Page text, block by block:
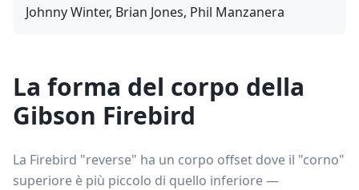
Johnny Winter, Brian Jones, Phil Manzanera
La forma del corpo della
Gibson Firebird
La Firebird "reverse" ha un corpo offset dove il "corno"
superiore è più piccolo di quello inferiore —